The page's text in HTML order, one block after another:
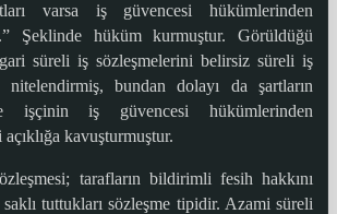
varsa iş güvencesi hükümlerinden
Şeklinde hüküm kurmuştur. Görüldüğü
süreli iş sözleşmelerini belirsiz süreli iş
nitelendirmiş, bundan dolayı da şartların
işçinin iş güvencesi hükümlerinden
kavuşturmuştur.
tarafların bildirimli fesih hakkını
tuttukları sözleşme tipidir. Azami süreli